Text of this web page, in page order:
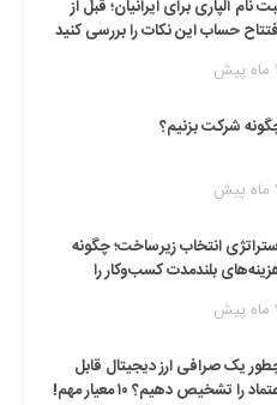
نام آلپاری برای ایرانیان؛ قبل از
حساب این نکات را بررسی کنید
شرکت بزنیم؟
انتخاب زیرساخت؛ چگونه
بلندمدت کسب‌وکار را
یک صرافی ارز دیجیتال قابل
را تشخیص دهیم؟ ۱۰ معیار مهم!